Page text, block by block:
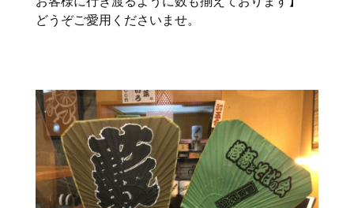
どうぞご愛用くださいませ。